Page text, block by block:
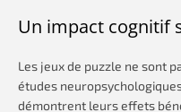
Un impact cognitif
Les jeux de puzzle ne sont
études
démontrent leurs effets